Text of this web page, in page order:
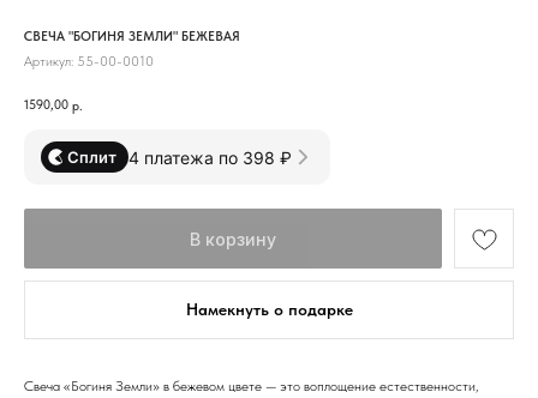
СВЕЧА "БОГИНЯ ЗЕМЛИ" БЕЖЕВАЯ
Артикул: 55-00-0010
1590,00 р.
Сплит 4 платежа по 398 ₽
В корзину
Намекнуть о подарке
Свеча «Богиня Земли» в бежевом цвете — это воплощение естественности,